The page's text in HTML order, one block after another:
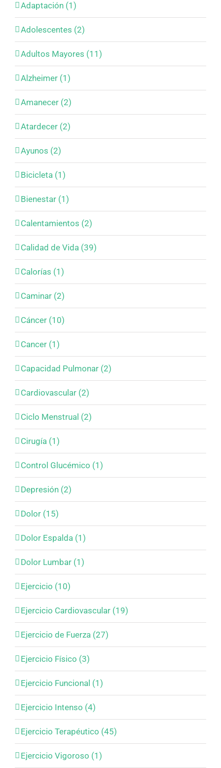
Adaptación (1)
Adolescentes (2)
Adultos Mayores (11)
Alzheimer (1)
Amanecer (2)
Atardecer (2)
Ayunos (2)
Bicicleta (1)
Bienestar (1)
Calentamientos (2)
Calidad de Vida (39)
Calorías (1)
Caminar (2)
Cáncer (10)
Cancer (1)
Capacidad Pulmonar (2)
Cardiovascular (2)
Ciclo Menstrual (2)
Cirugía (1)
Control Glucémico (1)
Depresión (2)
Dolor (15)
Dolor Espalda (1)
Dolor Lumbar (1)
Ejercicio (10)
Ejercicio Cardiovascular (19)
Ejercicio de Fuerza (27)
Ejercicio Físico (3)
Ejercicio Funcional (1)
Ejercicio Intenso (4)
Ejercicio Terapéutico (45)
Ejercicio Vigoroso (1)